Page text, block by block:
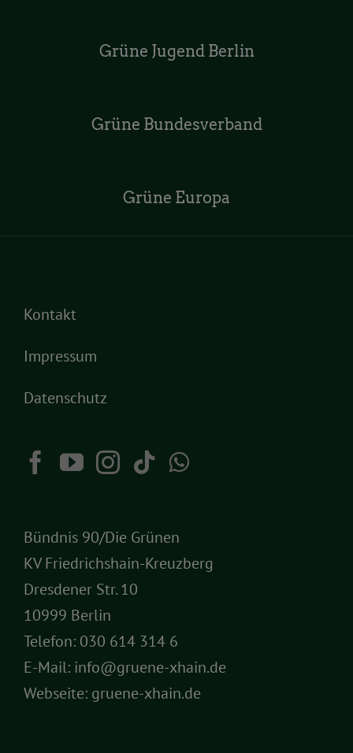
Grüne Jugend Berlin
Grüne Bundesverband
Grüne Europa
Kontakt
Impressum
Datenschutz
Bündnis 90/Die Grünen
KV Friedrichshain-Kreuzberg
Dresdener Str. 10
10999 Berlin
Telefon: 030 614 314 6
E-Mail: info@gruene-xhain.de
Webseite: gruene-xhain.de